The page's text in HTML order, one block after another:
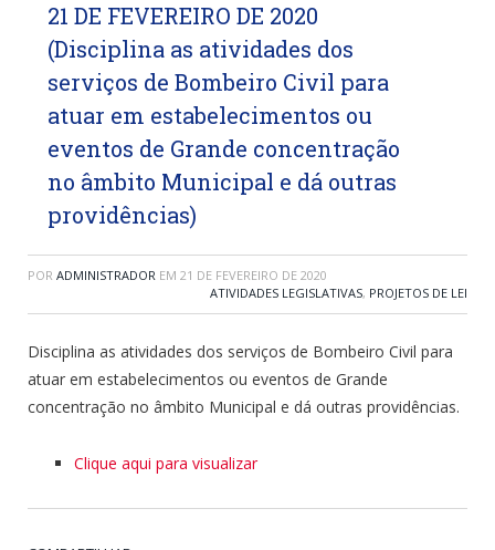
21 DE FEVEREIRO DE 2020
(Disciplina as atividades dos
serviços de Bombeiro Civil para
atuar em estabelecimentos ou
eventos de Grande concentração
no âmbito Municipal e dá outras
providências)
POR ADMINISTRADOR EM 21 DE FEVEREIRO DE 2020
ATIVIDADES LEGISLATIVAS, PROJETOS DE LEI
Disciplina as atividades dos serviços de Bombeiro Civil para
atuar em estabelecimentos ou eventos de Grande
concentração no âmbito Municipal e dá outras providências.
Clique aqui para visualizar